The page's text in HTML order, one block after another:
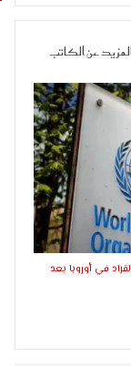
عن الكاتب
في أوروبا بعد